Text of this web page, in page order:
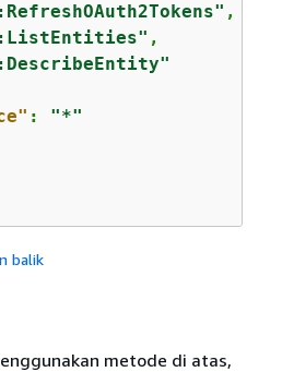
,
,
: "*"
balik
metode di atas,